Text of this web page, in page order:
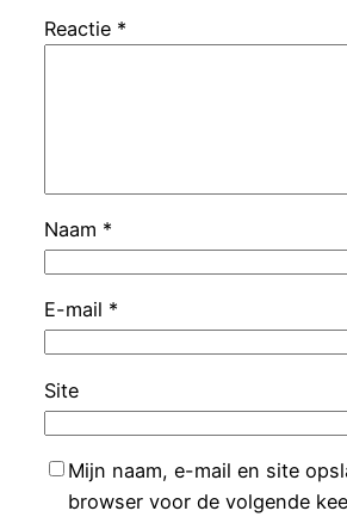
Reactie *
Naam *
E-mail *
Site
Mijn naam, e-mail en site
browser voor de volgende